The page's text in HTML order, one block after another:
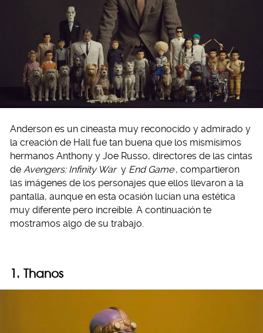
Anderson es un cineasta muy reconocido y admirado y
la creación de Hall fue tan buena que los mismísimos
hermanos Anthony y Joe Russo, directores de las cintas
de Avengers: Infinity War y End Game , compartieron
las imágenes de los personajes que ellos llevaron a la
pantalla, aunque en esta ocasión lucían una estética
muy diferente pero increíble. A continuación te
mostramos algo de su trabajo.
1. Thanos